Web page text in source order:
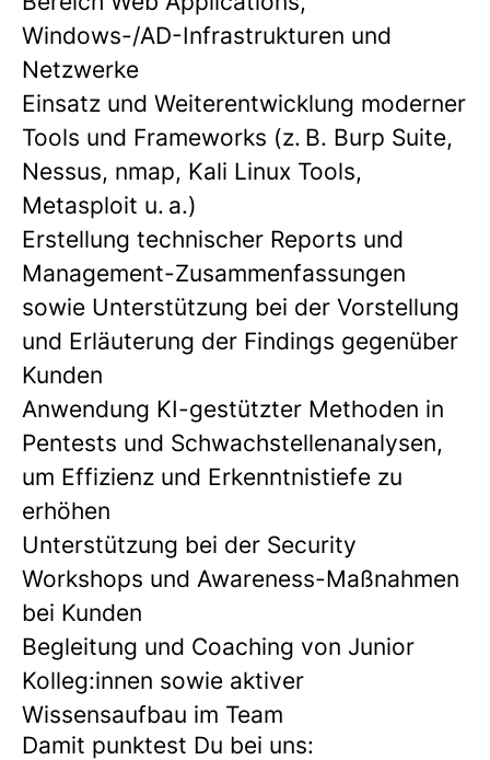
Windows-/AD-Infrastrukturen und
Netzwerke
Einsatz und Weiterentwicklung moderner
Tools und Frameworks (z. B. Burp Suite,
Nessus, nmap, Kali Linux Tools,
Metasploit u. a.)
Erstellung technischer Reports und
Management-Zusammenfassungen
sowie Unterstützung bei der Vorstellung
und Erläuterung der Findings gegenüber
Kunden
Anwendung KI-gestützter Methoden in
Pentests und Schwachstellenanalysen,
um Effizienz und Erkenntnistiefe zu
erhöhen
Unterstützung bei der Security
Workshops und Awareness-Maßnahmen
bei Kunden
Begleitung und Coaching von Junior
Kolleg:innen sowie aktiver
Wissensaufbau im Team
Damit punktest Du bei uns: